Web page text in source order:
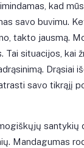
kad
savo buvimu.
takto jausmą.
situacijos, kai
Drąsiai
savo tikrąjį
santykių
Mandagumas